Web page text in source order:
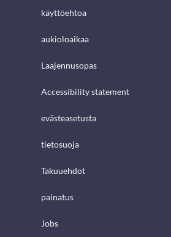
käyttöehtoa
aukioloaikaa
Laajennusopas
Accessibility statement
evästeasetusta
tietosuoja
Takuuehdot
painatus
Jobs